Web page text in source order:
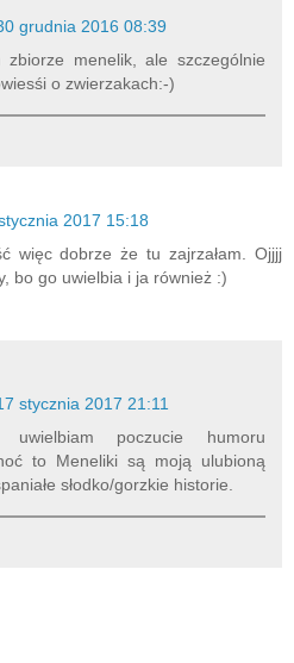
grudnia 2016 08:39
menelik, ale szczególnie
o zwierzakach:-)
2017 15:18
więc dobrze że tu zajrzałam. Ojjjj
bo go uwielbia i ja również :)
stycznia 2017 21:11
uwielbiam poczucie humoru
to Meneliki są moją ulubioną
słodko/gorzkie historie.